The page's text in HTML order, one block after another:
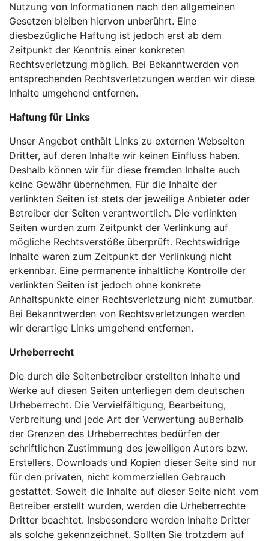
Nutzung von Informationen nach den allgemeinen
Gesetzen bleiben hiervon unberührt. Eine
diesbezügliche Haftung ist jedoch erst ab dem
Zeitpunkt der Kenntnis einer konkreten
Rechtsverletzung möglich. Bei Bekanntwerden von
entsprechenden Rechtsverletzungen werden wir diese
Inhalte umgehend entfernen.
Haftung für Links
Unser Angebot enthält Links zu externen Webseiten
Dritter, auf deren Inhalte wir keinen Einfluss haben.
Deshalb können wir für diese fremden Inhalte auch
keine Gewähr übernehmen. Für die Inhalte der
verlinkten Seiten ist stets der jeweilige Anbieter oder
Betreiber der Seiten verantwortlich. Die verlinkten
Seiten wurden zum Zeitpunkt der Verlinkung auf
mögliche Rechtsverstöße überprüft. Rechtswidrige
Inhalte waren zum Zeitpunkt der Verlinkung nicht
erkennbar. Eine permanente inhaltliche Kontrolle der
verlinkten Seiten ist jedoch ohne konkrete
Anhaltspunkte einer Rechtsverletzung nicht zumutbar.
Bei Bekanntwerden von Rechtsverletzungen werden
wir derartige Links umgehend entfernen.
Urheberrecht
Die durch die Seitenbetreiber erstellten Inhalte und
Werke auf diesen Seiten unterliegen dem deutschen
Urheberrecht. Die Vervielfältigung, Bearbeitung,
Verbreitung und jede Art der Verwertung außerhalb
der Grenzen des Urheberrechtes bedürfen der
schriftlichen Zustimmung des jeweiligen Autors bzw.
Erstellers. Downloads und Kopien dieser Seite sind nur
für den privaten, nicht kommerziellen Gebrauch
gestattet. Soweit die Inhalte auf dieser Seite nicht vom
Betreiber erstellt wurden, werden die Urheberrechte
Dritter beachtet. Insbesondere werden Inhalte Dritter
als solche gekennzeichnet. Sollten Sie trotzdem auf